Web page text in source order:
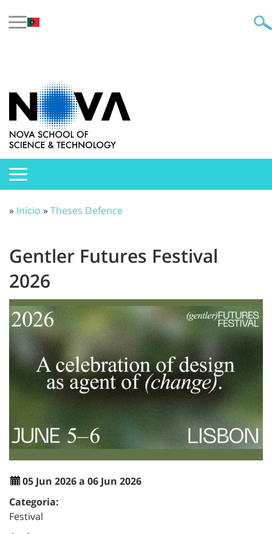
» Início »Theses Defence
Gentler Futures Festival
2026
05 Jun 2026 a 06 Jun 2026
Categoria:
Festival